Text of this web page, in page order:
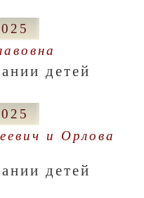
детей
и Орлова
детей